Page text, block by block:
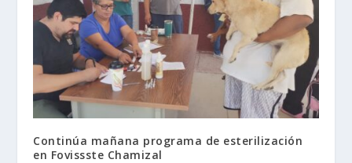
Continúa mañana programa de esterilización
en Fovissste Chamizal